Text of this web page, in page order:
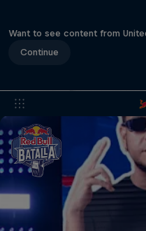
Want to see content from
Continue